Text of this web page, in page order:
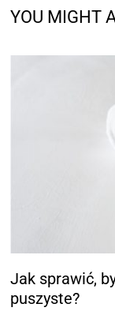
YOU MIGHT
Jak sprawić,
puszyste?